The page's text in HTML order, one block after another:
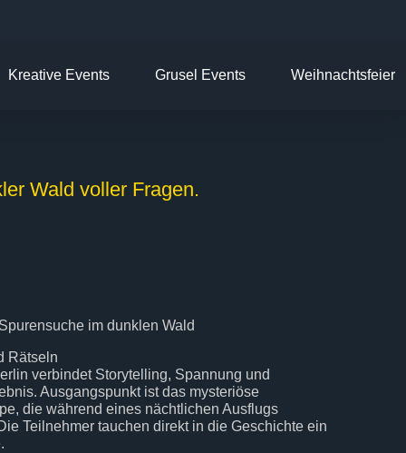
Kreative Events Grusel Events Weihnachtsfeier
Wald voller Fragen.
im dunklen Wald
Rätseln
verbindet Storytelling, Spannung und
Ausgangspunkt ist das mysteriöse
die während eines nächtlichen Ausflugs
Teilnehmer tauchen direkt in die Geschichte ein